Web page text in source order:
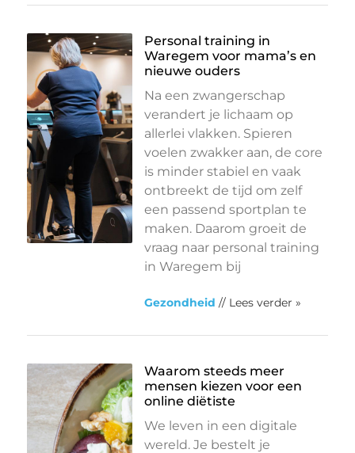
Personal training in
Waregem voor mama’s en
nieuwe ouders
Na een zwangerschap
verandert je lichaam op
allerlei vlakken. Spieren
voelen zwakker aan, de core
is minder stabiel en vaak
ontbreekt de tijd om zelf
een passend sportplan te
maken. Daarom groeit de
vraag naar personal training
in Waregem bij
Gezondheid // Lees verder »
Waarom steeds meer
mensen kiezen voor een
online diëtiste
We leven in een digitale
wereld. Je bestelt je